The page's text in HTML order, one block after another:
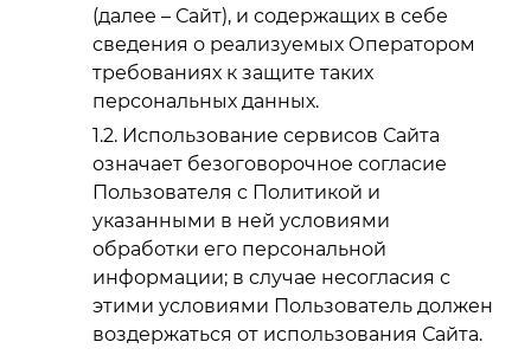
(далее – Сайт), и содержащих в себе
сведения о реализуемых Оператором
требованиях к защите таких
персональных данных.
Использование сервисов Сайта
означает безоговорочное согласие
Пользователя с Политикой и
указанными в ней условиями
обработки его персональной
информации; в случае несогласия с
этими условиями Пользователь должен
воздержаться от использования Сайта.